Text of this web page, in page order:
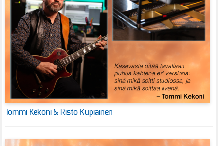
Tommi Kekoni & Risto Kupiainen